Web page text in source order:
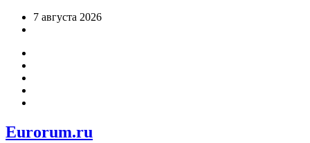
Перейти7 августа 2026
Eurorum.ru